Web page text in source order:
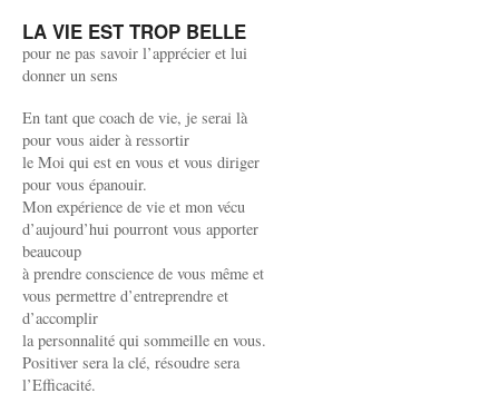
LA VIE EST TROP BELLE
pour ne pas savoir l’apprécier et lui
donner un sens
En tant que coach de vie, je serai là
pour vous aider à ressortir
le Moi qui est en vous et vous diriger
pour vous épanouir.
Mon expérience de vie et mon vécu
d’aujourd’hui pourront vous apporter
beaucoup
à prendre conscience de vous même et
vous permettre d’entreprendre et
d’accomplir
la personnalité qui sommeille en vous.
Positiver sera la clé, résoudre sera
l’Efficacité.